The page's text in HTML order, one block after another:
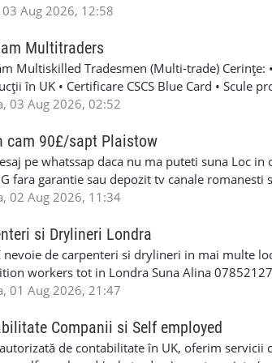
Aug 2026, 12:58
Multitraders
Multiskilled Tradesmen (Multi-trade)
în UK • Certificare CSCS Blue Card • Scule
(căutăm multitraderi) – experiență solidă
• Permis de conducere categoria B valabil •
un avantaj important) Se oferă: • Salariu
• £200 – £250 pe zi • Diurnă / plată
reale de avansare • Traininguri și cursuri de
de masă) • Posibilitate de lucru suplimentar
03 Aug 2026, 02:52
cam 90£/sapt Plaistow
pe whatssap daca nu ma puteti suna Loc in
fara garantie sau depozit tv canale romanesti
pat beneficiaza de dulap separat -fiecare
fara garantie sau avans/plata saptaminala ,
-tel- 07440366084
02 Aug 2026, 11:34
si Drylineri Londra
nevoie de carpenteri si drylineri in mai multe
workers tot in Londra Suna Alina
01 Aug 2026, 21:47
Companii si Self employed
de contabilitate în UK, oferim servicii